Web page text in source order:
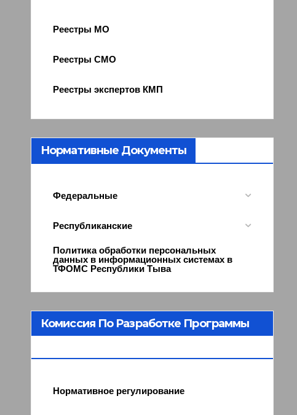
Реестры МО
Реестры СМО
Реестры экспертов КМП
Нормативные Документы
Федеральные
Республиканские
Политика обработки персональных
данных в информационных системах в
ТФОМС Республики Тыва
Комиссия По Разработке Программы
Нормативное регулирование